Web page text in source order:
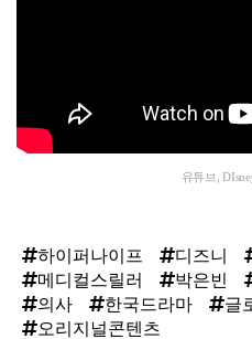
유튜브,
하이퍼나이프 디즈니
메디컬스릴러
박은빈
의사
한국드라마
글
오리지널콘텐츠